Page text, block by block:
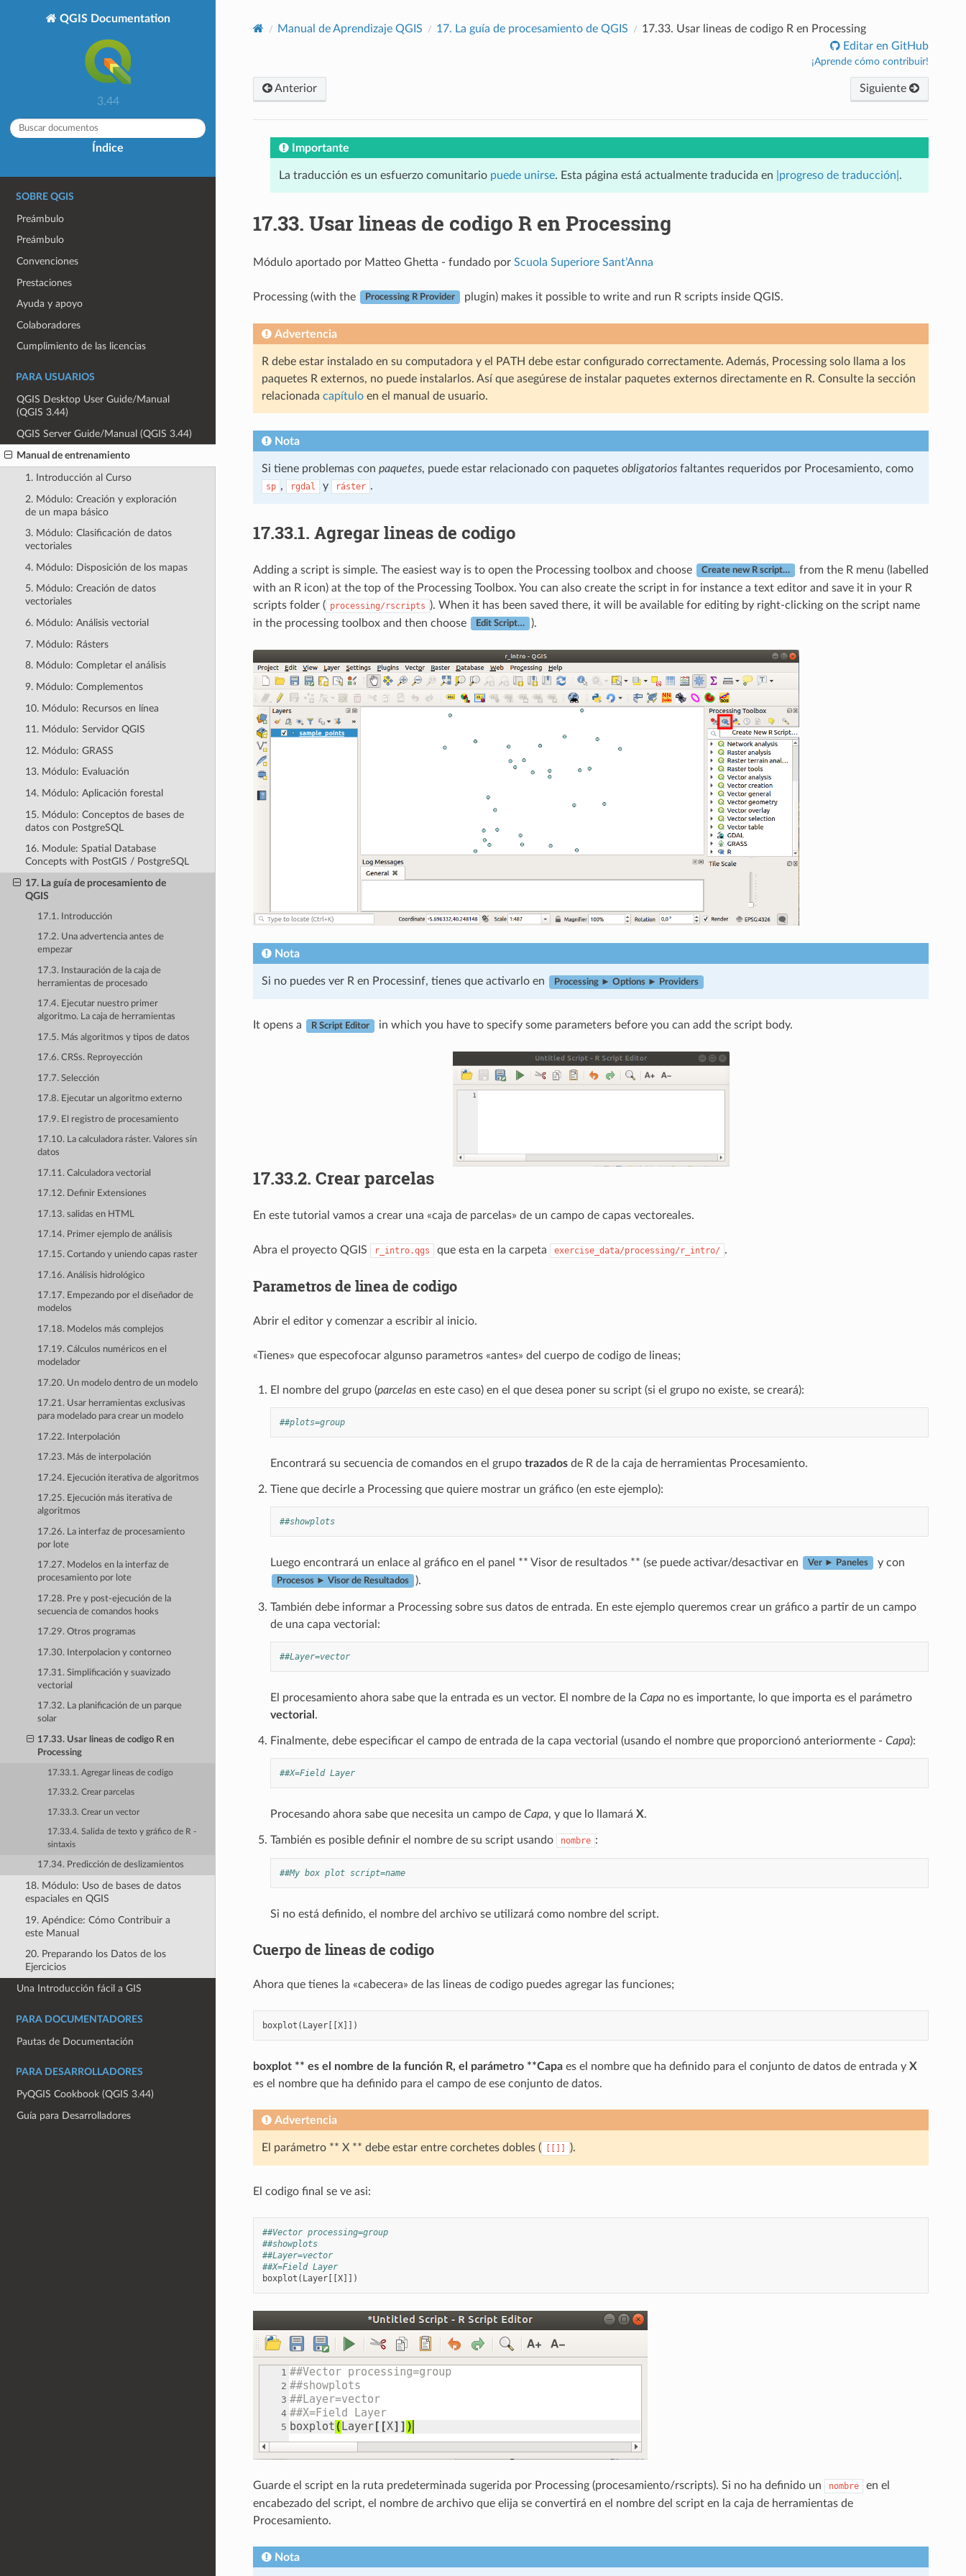
QGIS Documentation
3.44
Índice
SOBRE QGIS
Preámbulo
Preámbulo
Convenciones
Prestaciones
Ayuda y apoyo
Colaboradores
Cumplimiento de las licencias
PARA USUARIOS
QGIS Desktop User Guide/Manual
(QGIS 3.44)
QGIS Server Guide/Manual (QGIS 3.44)
Manual de entrenamiento
1. Introducción al Curso
2. Módulo: Creación y exploración
de un mapa básico
3. Módulo: Clasificación de datos
vectoriales
4. Módulo: Disposición de los mapas
5. Módulo: Creación de datos
vectoriales
6. Módulo: Análisis vectorial
7. Módulo: Rásters
8. Módulo: Completar el análisis
9. Módulo: Complementos
10. Módulo: Recursos en línea
11. Módulo: Servidor QGIS
12. Módulo: GRASS
13. Módulo: Evaluación
14. Módulo: Aplicación forestal
15. Módulo: Conceptos de bases de
datos con PostgreSQL
16. Module: Spatial Database
Concepts with PostGIS / PostgreSQL
17. La guía de procesamiento de
QGIS
17.1. Introducción
17.2. Una advertencia antes de
empezar
17.3. Instauración de la caja de
herramientas de procesado
17.4. Ejecutar nuestro primer
algoritmo. La caja de herramientas
17.5. Más algoritmos y tipos de datos
17.6. CRSs. Reproyección
17.7. Selección
17.8. Ejecutar un algoritmo externo
17.9. El registro de procesamiento
17.10. La calculadora ráster. Valores sin
datos
17.11. Calculadora vectorial
17.12. Definir Extensiones
17.13. salidas en HTML
17.14. Primer ejemplo de análisis
17.15. Cortando y uniendo capas raster
17.16. Análisis hidrológico
17.17. Empezando por el diseñador de
modelos
17.18. Modelos más complejos
17.19. Cálculos numéricos en el
modelador
17.20. Un modelo dentro de un modelo
17.21. Usar herramientas exclusivas
para modelado para crear un modelo
17.22. Interpolación
17.23. Más de interpolación
17.24. Ejecución iterativa de algoritmos
17.25. Ejecución más iterativa de
algoritmos
17.26. La interfaz de procesamiento
por lote
17.27. Modelos en la interfaz de
procesamiento por lote
17.28. Pre y post-ejecución de la
secuencia de comandos hooks
17.29. Otros programas
17.30. Interpolacion y contorneo
17.31. Simplificación y suavizado
vectorial
17.32. La planificación de un parque
solar
17.33. Usar lineas de codigo R en
Processing
17.33.1. Agregar lineas de codigo
17.33.2. Crear parcelas
17.33.3. Crear un vector
17.33.4. Salida de texto y gráfico de R -
sintaxis
17.34. Predicción de deslizamientos
18. Módulo: Uso de bases de datos
espaciales en QGIS
19. Apéndice: Cómo Contribuir a
este Manual
20. Preparando los Datos de los
Ejercicios
Una Introducción fácil a GIS
PARA DOCUMENTADORES
Pautas de Documentación
PARA DESARROLLADORES
PyQGIS Cookbook (QGIS 3.44)
Guía para Desarrolladores
Manual de Aprendizaje QGIS 17. La guía de procesamiento de QGIS 17.33. Usar lineas de codigo R en Processing
Editar en GitHub
¡Aprende cómo contribuir!
Anterior Siguiente
Importante
La traducción es un esfuerzo comunitario puede unirse. Esta página está actualmente traducida en |progreso de traducción| .
17.33. Usar lineas de codigo R en Processing
Módulo aportado por Matteo Ghetta - fundado por Scuola Superiore Sant’Anna
Processing (with the Processing R Provider plugin) makes it possible to write and run R scripts inside QGIS.
Advertencia
R debe estar instalado en su computadora y el PATH debe estar configurado correctamente. Además, Processing solo llama a los
paquetes R externos, no puede instalarlos. Así que asegúrese de instalar paquetes externos directamente en R. Consulte la sección
relacionada capítuloen el manual de usuario.
Nota
Si tiene problemas con paquetes, puede estar relacionado con paquetes obligatoriosfaltantes requeridos por Procesamiento, como
sp , rgdal y ráster .
17.33.1. Agregar lineas de codigo
Adding a script is simple. The easiest way is to open the Processing toolbox and choose Create new R script…
from the R menu (labelled
with an R icon) at the top of the Processing Toolbox. You can also create the script in for instance a text editor and save it in your R
scripts folder ( processing/rscripts ). When it has been saved there, it will be available for editing by right-clicking on the script name
in the processing toolbox and then choose
Edit Script… ).
Nota
Si no puedes ver R en Processinf, tienes que activarlo en Processing ► Options ► Providers
It opens a R Script Editor in which you have to specify some parameters before you can add the script body.
17.33.2. Crear parcelas
En este tutorial vamos a crear una «caja de parcelas» de un campo de capas vectoreales.
Abra el proyecto QGIS r_intro.qgs que esta en la carpeta exercise_data/processing/r_intro/ .
Parametros de linea de codigo
Abrir el editor y comenzar a escribir al inicio.
«Tienes» que especofocar algunso parametros «antes» del cuerpo de codigo de lineas;
El nombre del grupo (parcelasen este caso) en el que desea poner su script (si el grupo no existe, se creará):
##plots=group
Encontrará su secuencia de comandos en el grupo trazadosde R de la caja de herramientas Procesamiento.
Tiene que decirle a Processing que quiere mostrar un gráfico (en este ejemplo):
##showplots
Luego encontrará un enlace al gráfico en el panel ** Visor de resultados ** (se puede activar/desactivar en Ver ► Paneles y con
Procesos ► Visor de Resultados ).
También debe informar a Processing sobre sus datos de entrada. En este ejemplo queremos crear un gráfico a partir de un campo
de una capa vectorial:
##Layer=vector
El procesamiento ahora sabe que la entrada es un vector. El nombre de la Capano es importante, lo que importa es el parámetro
vectorial .
Finalmente, debe especificar el campo de entrada de la capa vectorial (usando el nombre que proporcionó anteriormente - Capa):
##X=Field Layer
Procesando ahora sabe que necesita un campo de Capa, y que lo llamará X.
También es posible definir el nombre de su script usando nombre :
##My box plot script=name
Si no está definido, el nombre del archivo se utilizará como nombre del script.
Cuerpo de lineas de codigo
Ahora que tienes la «cabecera» de las lineas de codigo puedes agregar las funciones;
boxplot ( Layer[[X]])
boxplot ** es el nombre de la función R, el parámetro **Capaes el nombre que ha definido para el conjunto de datos de entrada y X
es el nombre que ha definido para el campo de ese conjunto de datos.
Advertencia
El parámetro ** X ** debe estar entre corchetes dobles ( [[]] ).
El codigo final se ve asi:
##Vector processing=group
##showplots
##Layer=vector
##X=Field Layer
boxplot ( Layer[[X]])
Guarde el script en la ruta predeterminada sugerida por Processing (procesamiento/rscripts). Si no ha definido un nombre
en el
encabezado del script, el nombre de archivo que elija se convertirá en el nombre del script en la caja de herramientas de
Procesamiento.
Nota